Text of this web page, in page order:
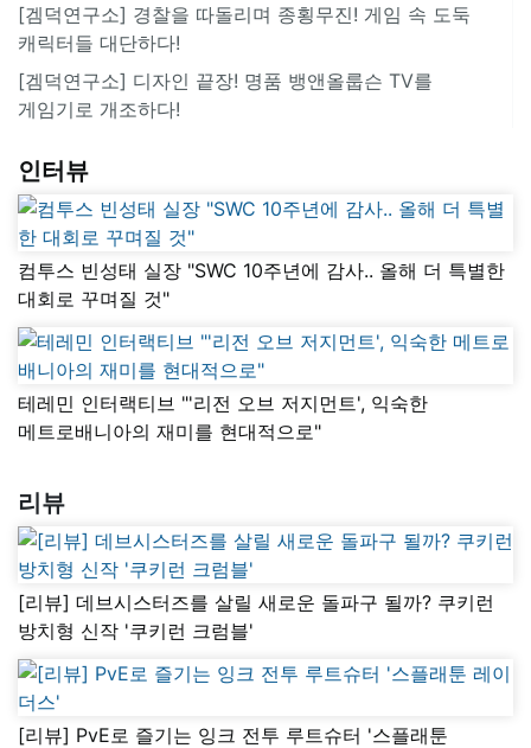
[겜덕연구소] 경찰을 따돌리며 종횡무진! 게임 속 도둑
캐릭터들 대단하다!
[겜덕연구소] 디자인 끝장! 명품 뱅앤올룹슨 TV를
게임기로 개조하다!
인터뷰
컴투스 빈성태 실장 "SWC 10주년에 감사.. 올해 더 특별한
대회로 꾸며질 것"
테레민 인터랙티브 "'리전 오브 저지먼트', 익숙한
메트로배니아의 재미를 현대적으로"
리뷰
[리뷰] 데브시스터즈를 살릴 새로운 돌파구 될까? 쿠키런
방치형 신작 '쿠키런 크럼블'
[리뷰] PvE로 즐기는 잉크 전투 루트슈터 '스플래툰